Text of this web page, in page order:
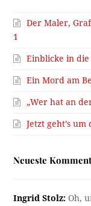
Der Maler,
1
Einblicke in
Ein Mord am
„Wer hat an
Jetzt geht’s
Neueste
Ingrid Stolz: Oh,